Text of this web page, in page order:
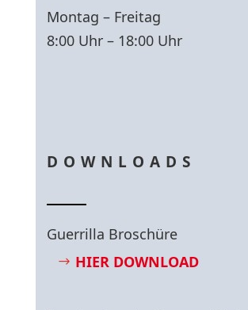
Montag – Freitag
8:00 Uhr – 18:00 Uhr
DOWNLOADS
Guerrilla Broschüre
HIER DOWNLOAD